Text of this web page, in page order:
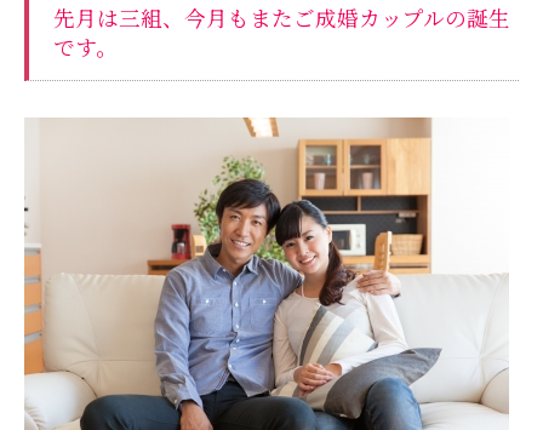
先月は三組、今月もまたご成婚カップルの誕生
です。